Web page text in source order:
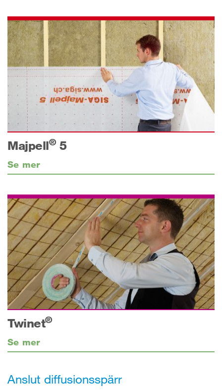
Majpell®5
Se mer
Twinet®
Se mer
Anslut diffusionsspärr